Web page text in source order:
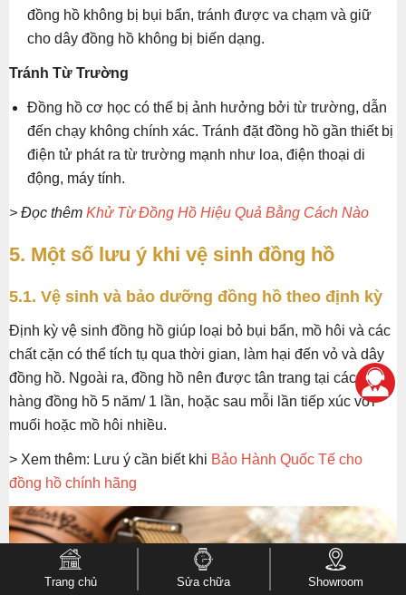
đồng hồ không bị bụi bẩn, tránh được va chạm và giữ
cho dây đồng hồ không bị biến dạng.
Tránh Từ Trường
Đồng hồ cơ học có thể bị ảnh hưởng bởi từ trường, dẫn
đến chạy không chính xác. Tránh đặt đồng hồ gần thiết bị
điện tử phát ra từ trường mạnh như loa, điện thoại di
động, máy tính.
> Đọc thêm Khử Từ Đồng Hồ Hiệu Quả Bằng Cách Nào
5. Một số lưu ý khi vệ sinh đồng hồ
5.1. Vệ sinh và bảo dưỡng đồng hồ theo định kỳ
Định kỳ vệ sinh đồng hồ giúp loại bỏ bụi bẩn, mồ hôi và các
chất cặn có thể tích tụ qua thời gian, làm hại đến vỏ và dây
đồng hồ. Ngoài ra, đồng hồ nên được tân trang tại các cửa
hàng đồng hồ 5 năm/ 1 lần, hoặc sau mỗi lần tiếp xúc với
muối hoặc mồ hôi nhiều.
> Xem thêm: Lưu ý cần biết khi Bảo Hành Quốc Tế cho
đồng hồ chính hãng
Trang chủ Sửa chữa Showroom